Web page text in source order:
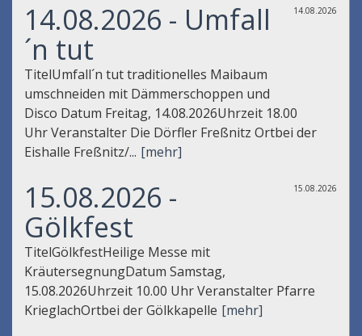
14.08.2026
14.08.2026 - Umfall
´n tut
TitelUmfall´n tut traditionelles Maibaum
umschneiden mit Dämmerschoppen und
Disco Datum Freitag, 14.08.2026Uhrzeit 18.00
Uhr Veranstalter Die Dörfler Freßnitz Ortbei der
Eishalle Freßnitz/... [mehr]
15.08.2026
15.08.2026 -
Gölkfest
TitelGölkfestHeilige Messe mit
KräutersegnungDatum Samstag,
15.08.2026Uhrzeit 10.00 Uhr Veranstalter Pfarre
KrieglachOrtbei der Gölkkapelle [mehr]